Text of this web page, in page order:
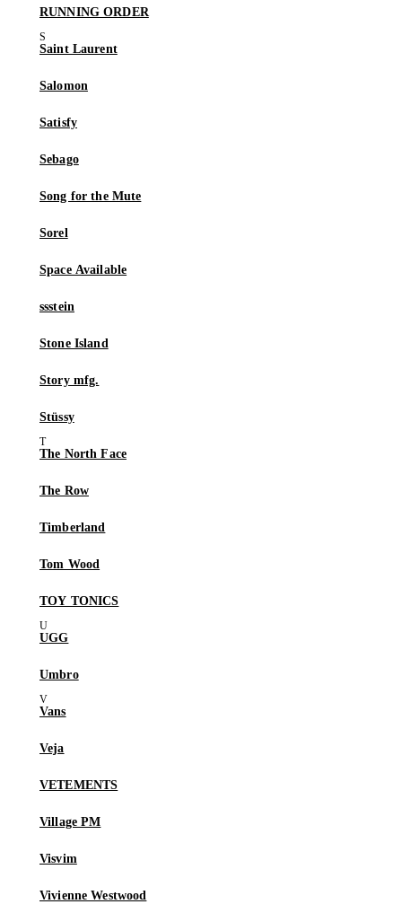
RUNNING ORDER
Saint Laurent
Salomon
Satisfy
Sebago
Song for the Mute
Sorel
Space Available
ssstein
Stone Island
Story mfg.
Stüssy
The North Face
The Row
Timberland
Tom Wood
TOY TONICS
UGG
Umbro
Vans
Veja
VETEMENTS
Village PM
Visvim
Vivienne Westwood